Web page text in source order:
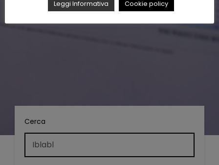
Cerca
Leggi Informativa
Cookie policy